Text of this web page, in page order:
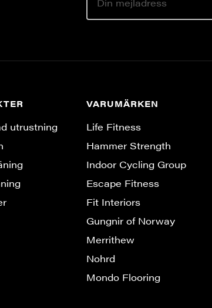
utrustning
VARUMÄRKEN
Life Fitness
Hammer Strength
Indoor Cycling Group
Escape Fitness
Fit Interiors
Gungnir of Norway
Merrithew
Nohrd
Mondo Flooring